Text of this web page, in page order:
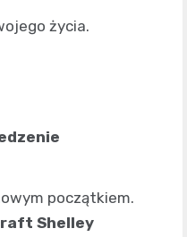
życia.
początkiem.
Shelley